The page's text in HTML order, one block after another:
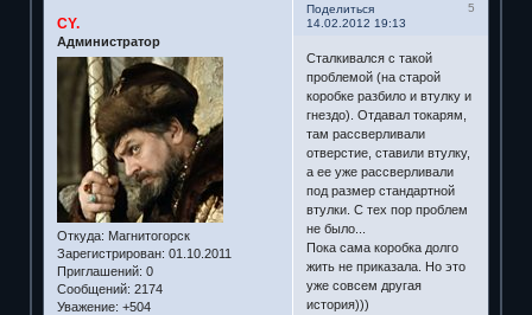
Поделиться
5
14.02.2012 19:13
CY.
Администратор
Откуда: Магнитогорск
Зарегистрирован: 01.10.2011
Приглашений: 0
Сообщений: 2174
Уважение: +504
Сталкивался с такой
проблемой (на старой
коробке разбило и втулку и
гнездо). Отдавал токарям,
там рассверливали
отверстие, ставили втулку,
а ее уже рассверливали
под размер стандартной
втулки. С тех пор проблем
не было...
Пока сама коробка долго
жить не приказала. Но это
уже совсем другая
история)))